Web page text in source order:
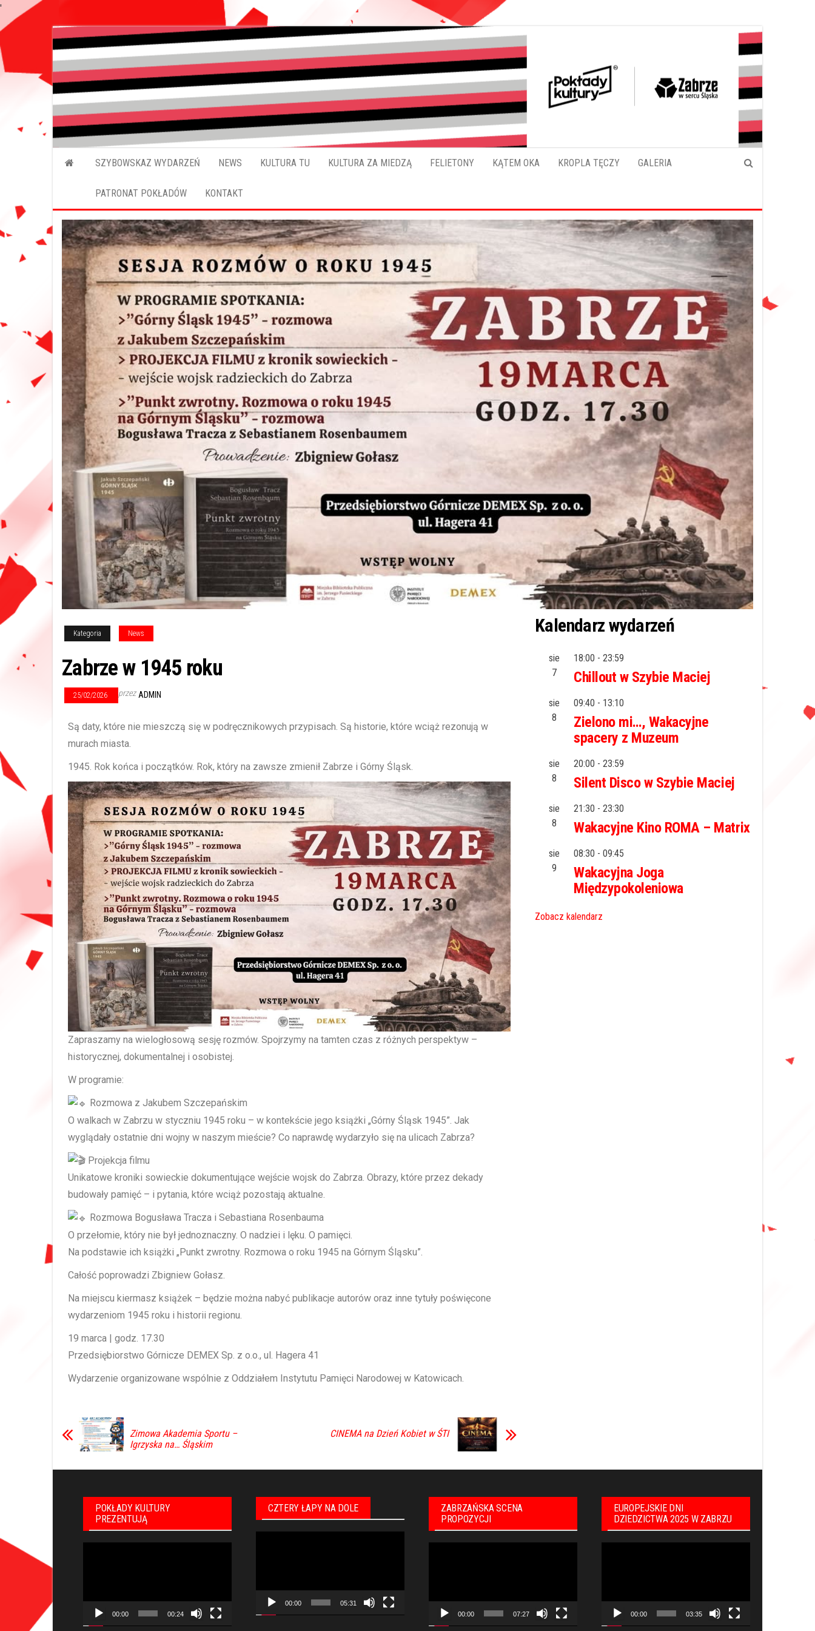
'
Pokładykultury.eu
SZYBOWSKAZ WYDARZEŃ NEWS KULTURA TU KULTURA ZA MIEDZĄ FELIETONY KĄTEM OKA KROPLA TĘCZY GALERIA
PATRONAT POKŁADÓW KONTAKT
Kategoria News
Zabrze w 1945 roku
25/02/2026 przez ADMIN
Są daty, które nie mieszczą się w podręcznikowych przypisach. Są historie, które wciąż rezonują w
murach miasta.
1945. Rok końca i początków. Rok, który na zawsze zmienił Zabrze i Górny Śląsk.
Zapraszamy na wielogłosową sesję rozmów. Spojrzymy na tamten czas z różnych perspektyw –
historycznej, dokumentalnej i osobistej.
W programie:
Rozmowa z Jakubem Szczepańskim
O walkach w Zabrzu w styczniu 1945 roku – w kontekście jego książki „Górny Śląsk 1945”. Jak
wyglądały ostatnie dni wojny w naszym mieście? Co naprawdę wydarzyło się na ulicach Zabrza?
Projekcja filmu
Unikatowe kroniki sowieckie dokumentujące wejście wojsk do Zabrza. Obrazy, które przez dekady
budowały pamięć – i pytania, które wciąż pozostają aktualne.
Rozmowa Bogusława Tracza i Sebastiana Rosenbauma
O przełomie, który nie był jednoznaczny. O nadziei i lęku. O pamięci.
Na podstawie ich książki „Punkt zwrotny. Rozmowa o roku 1945 na Górnym Śląsku”.
Całość poprowadzi Zbigniew Gołasz.
Na miejscu kiermasz książek – będzie można nabyć publikacje autorów oraz inne tytuły poświęcone
wydarzeniom 1945 roku i historii regionu.
19 marca | godz. 17.30
Przedsiębiorstwo Górnicze DEMEX Sp. z o.o., ul. Hagera 41
Wydarzenie organizowane wspólnie z Oddziałem Instytutu Pamięci Narodowej w Katowicach.
Zimowa Akademia Sportu –
Igrzyska na… Śląskim
CINEMA na Dzień Kobiet w ŚTI
Kalendarz wydarzeń
sie
7
18:00 - 23:59
Chillout w Szybie Maciej
sie
8
09:40 - 13:10
Zielono mi…, Wakacyjne
spacery z Muzeum
sie
8
20:00 - 23:59
Silent Disco w Szybie Maciej
sie
8
21:30 - 23:30
Wakacyjne Kino ROMA – Matrix
sie
9
08:30 - 09:45
Wakacyjna Joga
Międzypokoleniowa
Zobacz kalendarz
POKŁADY KULTURY
PREZENTUJĄ
00:00 00:24
CZTERY ŁAPY NA DOLE
00:00 05:31
ZABRZAŃSKA SCENA
PROPOZYCJI
00:00 07:27
EUROPEJSKIE DNI
DZIEDZICTWA 2025 W ZABRZU
00:00 03:35